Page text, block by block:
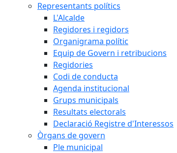
Representants polítics
L'Alcalde
Regidores i regidors
Organigrama polític
Equip de Govern i retribucions
Regidories
Codi de conducta
Agenda institucional
Grups municipals
Resultats electorals
Declaració Registre d'Interessos
Òrgans de govern
Ple municipal